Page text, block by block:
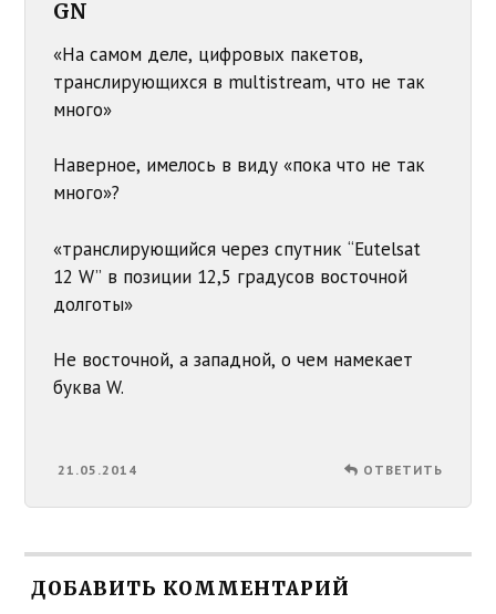
GN
«На самом деле, цифровых пакетов,
транслирующихся в multistream, что не так
много»
Наверное, имелось в виду «пока что не так
много»?
«транслирующийся через спутник “Eutelsat
12 W” в позиции 12,5 градусов восточной
долготы»
Не восточной, а западной, о чем намекает
буква W.
21.05.2014 ОТВЕТИТЬ
ДОБАВИТЬ КОММЕНТАРИЙ